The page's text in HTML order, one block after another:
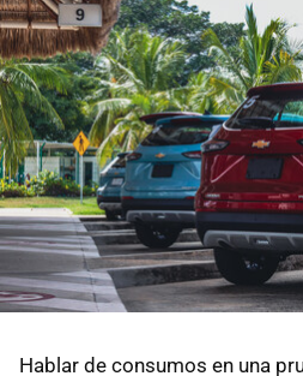
Hablar de consumos en una